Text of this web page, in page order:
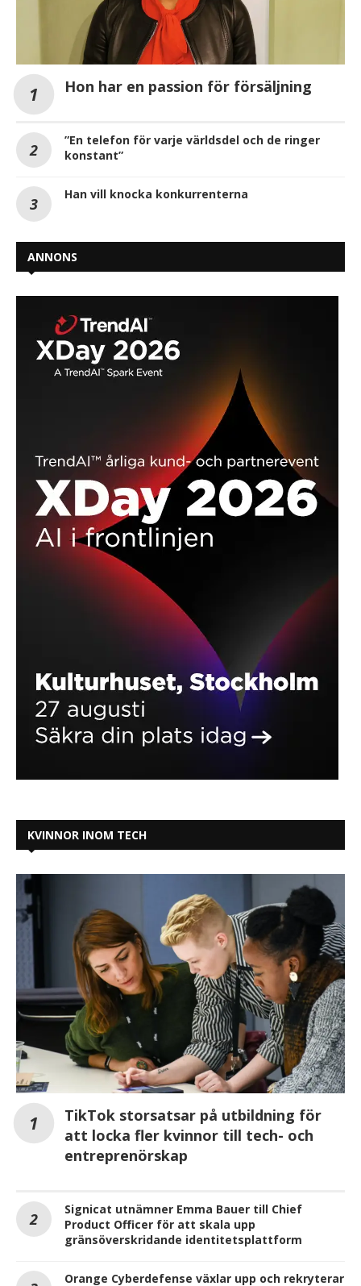
Hon har en passion för försäljning
”En telefon för varje världsdel och de ringer
konstant”
Han vill knocka konkurrenterna
ANNONS
KVINNOR INOM TECH
TikTok storsatsar på utbildning för
att locka fler kvinnor till tech- och
entreprenörskap
Signicat utnämner Emma Bauer till Chief
Product Officer för att skala upp
gränsöverskridande identitetsplattform
Orange Cyberdefense växlar upp och rekryterar